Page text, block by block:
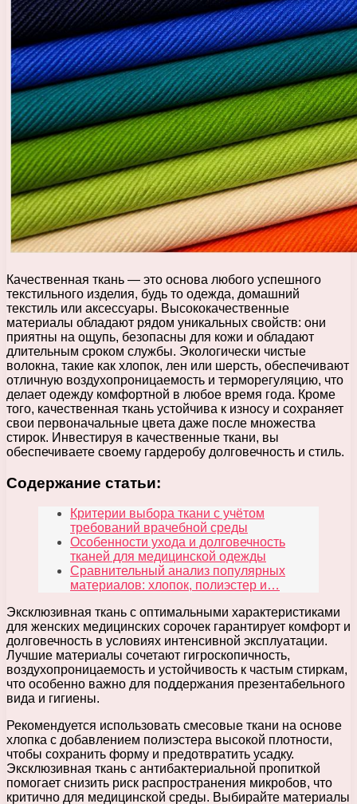
Качественная ткань — это основа любого успешного
текстильного изделия, будь то одежда, домашний
текстиль или аксессуары. Высококачественные
материалы обладают рядом уникальных свойств: они
приятны на ощупь, безопасны для кожи и обладают
длительным сроком службы. Экологически чистые
волокна, такие как хлопок, лен или шерсть, обеспечивают
отличную воздухопроницаемость и терморегуляцию, что
делает одежду комфортной в любое время года. Кроме
того, качественная ткань устойчива к износу и сохраняет
свои первоначальные цвета даже после множества
стирок. Инвестируя в качественные ткани, вы
обеспечиваете своему гардеробу долговечность и стиль.
Содержание статьи:
Критерии выбора ткани с учётом
требований врачебной среды
Особенности ухода и долговечность
тканей для медицинской одежды
Сравнительный анализ популярных
материалов: хлопок, полиэстер и…
Эксклюзивная ткань с оптимальными характеристиками
для женских медицинских сорочек гарантирует комфорт и
долговечность в условиях интенсивной эксплуатации.
Лучшие материалы сочетают гигроскопичность,
воздухопроницаемость и устойчивость к частым стиркам,
что особенно важно для поддержания презентабельного
вида и гигиены.
Рекомендуется использовать смесовые ткани на основе
хлопка с добавлением полиэстера высокой плотности,
чтобы сохранить форму и предотвратить усадку.
Эксклюзивная ткань с антибактериальной пропиткой
помогает снизить риск распространения микробов, что
критично для медицинской среды. Выбирайте материалы